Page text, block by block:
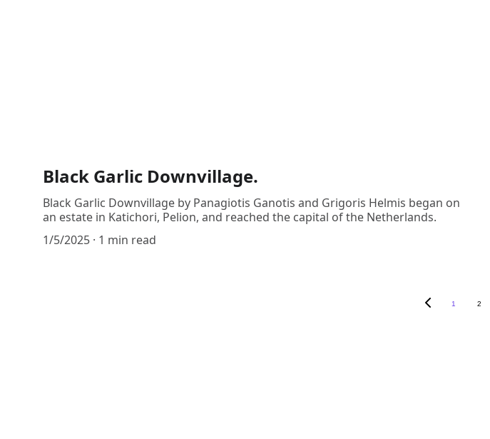
Black Garlic Downvillage.
Black Garlic Downvillage by Panagiotis Ganotis and Grigoris Helmis began on
an estate in Katichori, Pelion, and reached the capital of the Netherlands.
1/5/2025 1 min read
1 2